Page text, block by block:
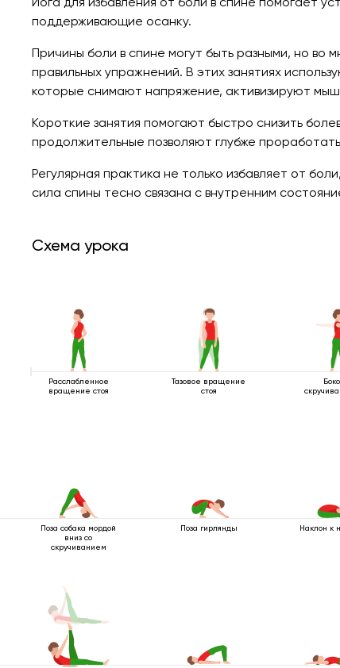
поддерживающие осанку.
Причины боли в спине могут быть разными, но
правильных упражнений. В этих занятиях
которые снимают напряжение, активизируют
Короткие занятия помогают быстро снизить
продолжительные позволяют глубже
Регулярная практика не только избавляет от
сила спины тесно связана с внутренним
Схема урока
Расслабленное
вращение стоя
Тазовое вращение
стоя
Поза собака мордой
вниз со
скручиванием
Поза гирлянды Наклон к